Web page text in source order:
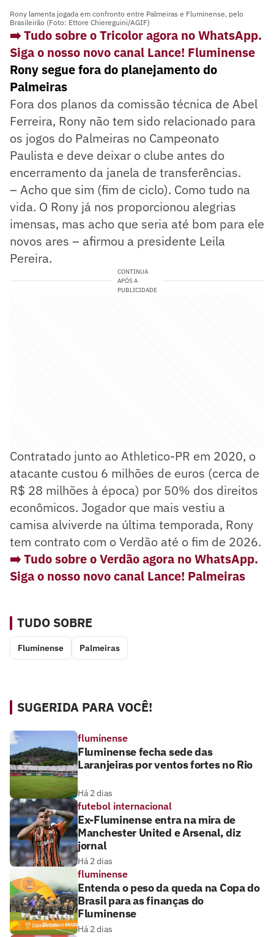
Rony lamenta jogada em confronto entre Palmeiras e Fluminense, pelo
Brasileirão (Foto: Ettore Chiereguini/AGIF)
➡️ Tudo sobre o Tricolor agora no WhatsApp.
Siga o nosso novo canal Lance! Fluminense
Rony segue fora do planejamento do
Palmeiras
Fora dos planos da comissão técnica de Abel
Ferreira, Rony não tem sido relacionado para
os jogos do Palmeiras no Campeonato
Paulista e deve deixar o clube antes do
encerramento da janela de transferências.
– Acho que sim (fim de ciclo). Como tudo na
vida. O Rony já nos proporcionou alegrias
imensas, mas acho que seria até bom para ele
novos ares – afirmou a presidente Leila
Pereira.
CONTINUA
APÓS A
PUBLICIDADE
Contratado junto ao Athletico-PR em 2020, o
atacante custou 6 milhões de euros (cerca de
R$ 28 milhões à época) por 50% dos direitos
econômicos. Jogador que mais vestiu a
camisa alviverde na última temporada, Rony
tem contrato com o Verdão até o fim de 2026.
➡️ Tudo sobre o Verdão agora no WhatsApp.
Siga o nosso novo canal Lance! Palmeiras
TUDO SOBRE
Fluminense Palmeiras
SUGERIDA PARA VOCÊ!
fluminense
Fluminense fecha sede das
Laranjeiras por ventos fortes no Rio
Há 2 dias
futebol internacional
Ex-Fluminense entra na mira de
Manchester United e Arsenal, diz
jornal
Há 2 dias
fluminense
Entenda o peso da queda na Copa do
Brasil para as finanças do
Fluminense
Há 2 dias